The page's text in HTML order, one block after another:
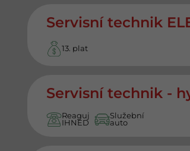
Servisní technik
13. plat
Servisní technik -
Reaguj
IHNED
Služební
auto